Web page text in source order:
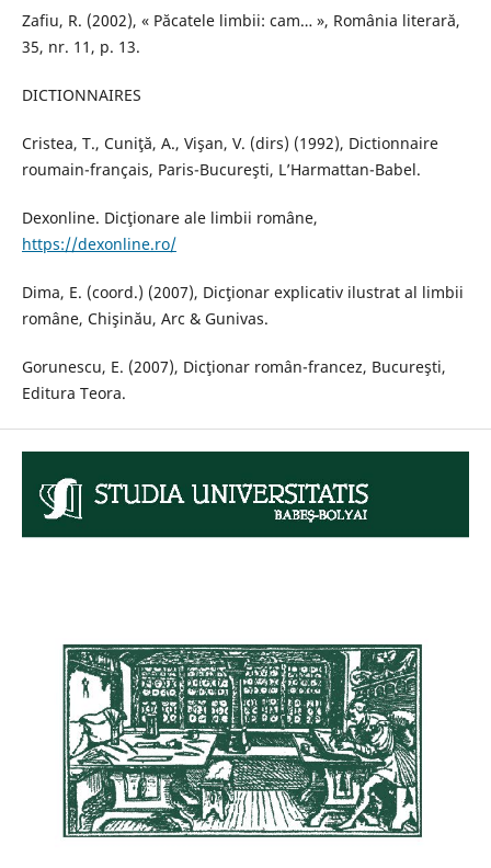
Zafiu, R. (2002), « Păcatele limbii: cam… », România literară,
35, nr. 11, p. 13.
DICTIONNAIRES
Cristea, T., Cuniţă, A., Vişan, V. (dirs) (1992), Dictionnaire
roumain-français, Paris-Bucureşti, L’Harmattan-Babel.
Dexonline. Dicţionare ale limbii române,
https://dexonline.ro/
Dima, E. (coord.) (2007), Dicţionar explicativ ilustrat al limbii
române, Chişinău, Arc & Gunivas.
Gorunescu, E. (2007), Dicţionar român-francez, Bucureşti,
Editura Teora.